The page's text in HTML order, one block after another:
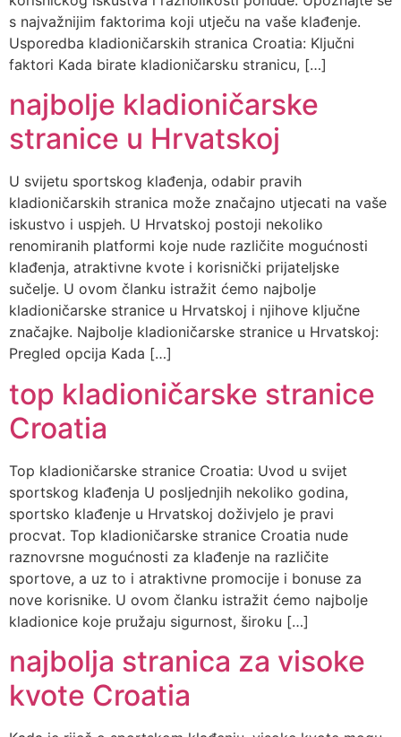
s najvažnijim faktorima koji utječu na vaše klađenje.
Usporedba kladioničarskih stranica Croatia: Ključni
faktori Kada birate kladioničarsku stranicu, […]
najbolje kladioničarske
stranice u Hrvatskoj
U svijetu sportskog klađenja, odabir pravih
kladioničarskih stranica može značajno utjecati na vaše
iskustvo i uspjeh. U Hrvatskoj postoji nekoliko
renomiranih platformi koje nude različite mogućnosti
klađenja, atraktivne kvote i korisnički prijateljske
sučelje. U ovom članku istražit ćemo najbolje
kladioničarske stranice u Hrvatskoj i njihove ključne
značajke. Najbolje kladioničarske stranice u Hrvatskoj:
Pregled opcija Kada […]
top kladioničarske stranice
Croatia
Top kladioničarske stranice Croatia: Uvod u svijet
sportskog klađenja U posljednjih nekoliko godina,
sportsko klađenje u Hrvatskoj doživjelo je pravi
procvat. Top kladioničarske stranice Croatia nude
raznovrsne mogućnosti za klađenje na različite
sportove, a uz to i atraktivne promocije i bonuse za
nove korisnike. U ovom članku istražit ćemo najbolje
kladionice koje pružaju sigurnost, široku […]
najbolja stranica za visoke
kvote Croatia